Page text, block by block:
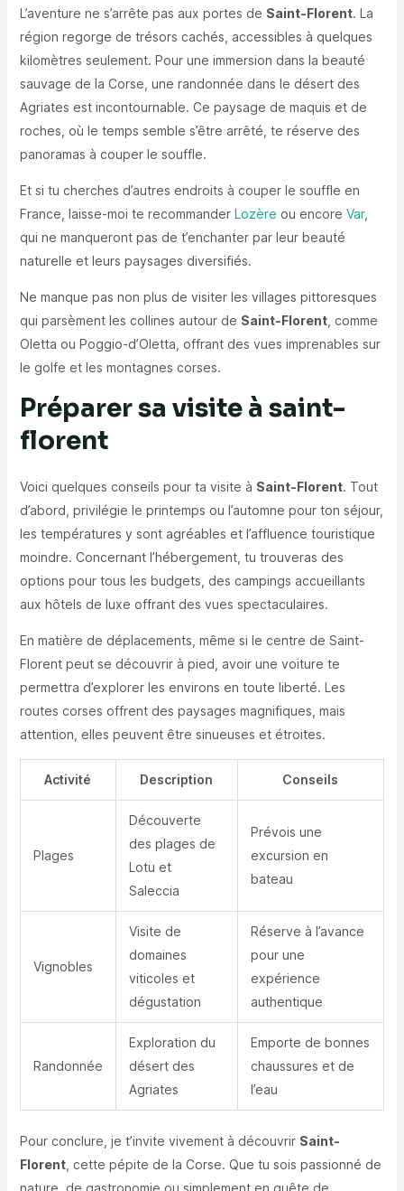
L’aventure ne s’arrête pas aux portes de Saint-Florent. La
région regorge de trésors cachés, accessibles à quelques
kilomètres seulement. Pour une immersion dans la beauté
sauvage de la Corse, une randonnée dans le désert des
Agriates est incontournable. Ce paysage de maquis et de
roches, où le temps semble s’être arrêté, te réserve des
panoramas à couper le souffle.
Et si tu cherches d’autres endroits à couper le souffle en
France, laisse-moi te recommander Lozère ou encore Var,
qui ne manqueront pas de t’enchanter par leur beauté
naturelle et leurs paysages diversifiés.
Ne manque pas non plus de visiter les villages pittoresques
qui parsèment les collines autour de Saint-Florent, comme
Oletta ou Poggio-d’Oletta, offrant des vues imprenables sur
le golfe et les montagnes corses.
Préparer sa visite à saint-
florent
Voici quelques conseils pour ta visite à Saint-Florent. Tout
d’abord, privilégie le printemps ou l’automne pour ton séjour,
les températures y sont agréables et l’affluence touristique
moindre. Concernant l’hébergement, tu trouveras des
options pour tous les budgets, des campings accueillants
aux hôtels de luxe offrant des vues spectaculaires.
En matière de déplacements, même si le centre de Saint-
Florent peut se découvrir à pied, avoir une voiture te
permettra d’explorer les environs en toute liberté. Les
routes corses offrent des paysages magnifiques, mais
attention, elles peuvent être sinueuses et étroites.
Activité Description Conseils
Plages
Découverte
des plages de
Lotu et
Saleccia
Prévois une
excursion en
bateau
Vignobles
Visite de
domaines
viticoles et
dégustation
Réserve à l’avance
pour une
expérience
authentique
Randonnée
Exploration du
désert des
Agriates
Emporte de bonnes
chaussures et de
l’eau
Pour conclure, je t’invite vivement à découvrir Saint-
Florent, cette pépite de la Corse. Que tu sois passionné de